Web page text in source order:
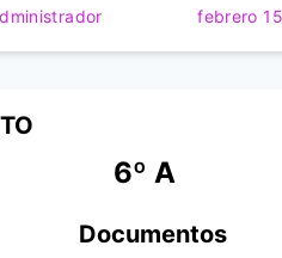
febrero
6º A
Documentos